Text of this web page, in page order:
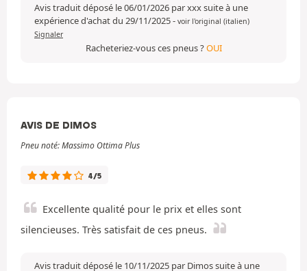
Avis traduit déposé le 06/01/2026 par xxx suite à une
expérience d'achat du 29/11/2025- voir l'original (italien)
Signaler
Racheteriez-vous ces pneus ?OUI
AVIS DE DIMOS
Pneu noté: Massimo Ottima Plus
4/5
Excellente qualité pour le prix et elles sont
silencieuses. Très satisfait de ces pneus.
Avis traduit déposé le 10/11/2025 par Dimos suite à une